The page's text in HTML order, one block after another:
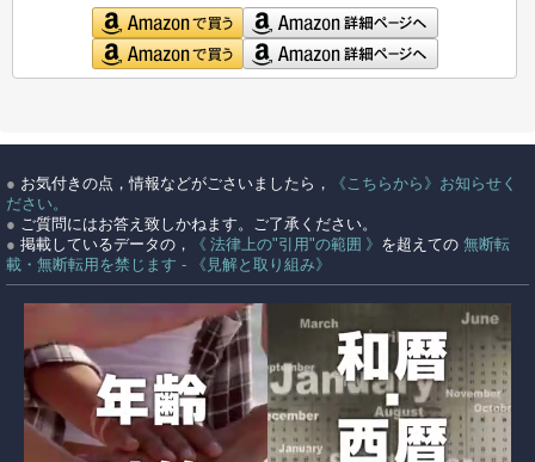
● お気付きの点，情報などがごさいましたら，
《こちらから》お知らせく
ださい。
● ご質問にはお答え致しかねます。ご了承ください。
● 掲載しているデータの， 《 法律上の"引用"の範囲 》 を超えての 無断転
載・無断転用を禁じます - 《見解と取り組み》